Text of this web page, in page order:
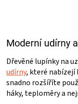
Moderní udírny
Dřevěné lupínky na
udírny, které
snadno rozšíříte
háky, teploměry a